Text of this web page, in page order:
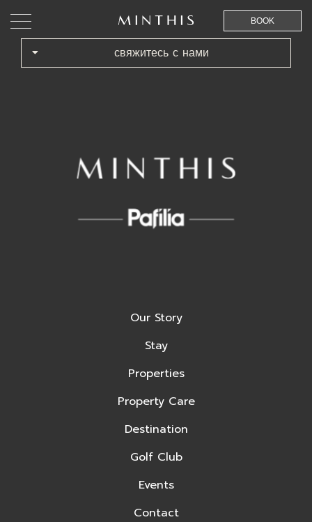
BOOK
свяжитесь с нами
Our Story
Stay
Properties
Property Care
Destination
Golf Club
Events
Contact